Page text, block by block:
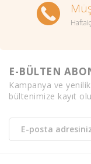
E-BÜLTEN
Kampanya ve
bültenimize kayıt